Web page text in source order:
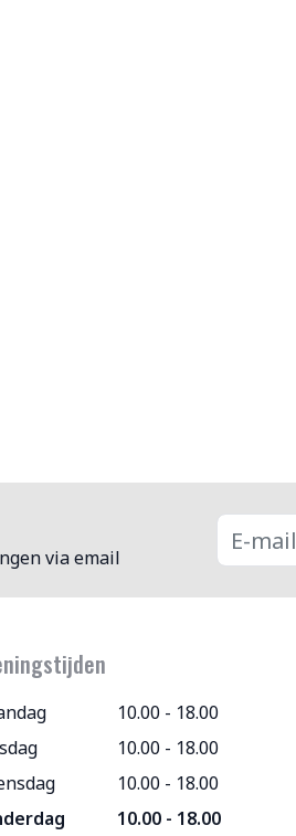
via email
10.00 - 18.00
10.00 - 18.00
10.00 - 18.00
10.00 - 18.00